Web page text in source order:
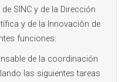
SINC y de la Dirección
y de la Innovación de
funciones:
de la coordinación
las siguientes tareas